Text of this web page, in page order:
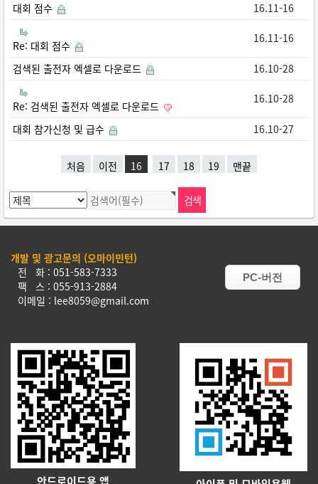
대회 점수 16.11-16
Re: 대회 점수
16.11-16
검색된 출전자 엑셀로 다운로드 16.10-28
Re: 검색된 출전자 엑셀로 다운로드
16.10-28
대회 참가신청 및 급수 16.10-27
처음 이전 16 17 18 19 맨끝
개발 및 광고문의 (오마이민턴)
전 화 : 051-583-7333
팩 스 : 055-913-2884
이메일 : lee8059@gmail.com
PC-버전
안드로이드용 앱